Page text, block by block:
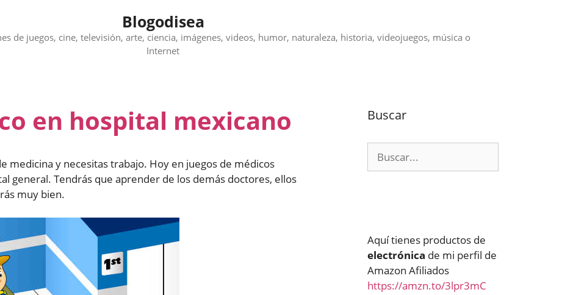
Blogodisea
de juegos, cine, televisión, arte, ciencia, imágenes, videos, humor, naturaleza, historia, videojuegos, música o
Internet
en hospital mexicano
medicina y necesitas trabajo. Hoy en juegos de médicos
general. Tendrás que aprender de los demás doctores, ellos
muy bien.
Buscar
Aquí tienes productos de
electrónica de mi perfil de
Amazon Afiliados
https://amzn.to/3lpr3mC